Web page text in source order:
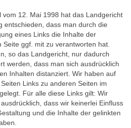
vom 12. Mai 1998 hat das Landgericht
entschieden, dass man durch die
eines Links die Inhalte der
Seite ggf. mit zu verantworten hat.
so das Landgericht, nur dadurch
werden, dass man sich ausdrücklich
Inhalten distanziert. Wir haben auf
Links zu anderen Seiten im
Für alle diese Links gilt: Wir
dass wir keinerlei Einfluss
und die Inhalte der gelinkten